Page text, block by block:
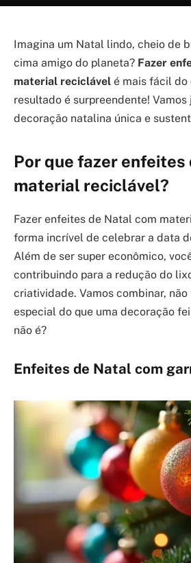
Imagina um Natal lindo, cheio de
cima amigo do planeta? Fazer
material reciclável é mais fácil do
resultado é surpreendente!
decoração natalina única e
Por que fazer enfeites
material reciclável?
Fazer enfeites de Natal com
forma incrível de celebrar a data
Além de ser super econômico,
contribuindo para a redução do
criatividade. Vamos combinar,
especial do que uma decoração
não é?
Enfeites de Natal com